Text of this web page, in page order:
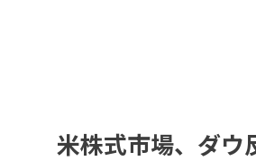
米株式市場、ダウ